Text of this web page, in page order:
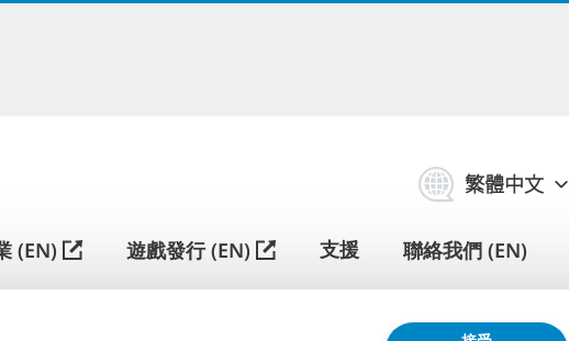
繁體中文
文
(EN) 遊戲發行 (EN) 支援 聯絡我們 (EN)
®